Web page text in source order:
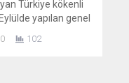
Türkiye kökenli
yapılan genel
Berlin’e gitti.
0 102